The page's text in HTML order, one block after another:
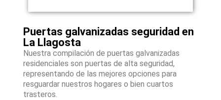
Puertas galvanizadas seguridad en
La Llagosta
Nuestra compilación de puertas galvanizadas
residenciales son puertas de alta seguridad,
representando de las mejores opciones para
resguardar nuestros hogares o bien cuartos
trasteros.